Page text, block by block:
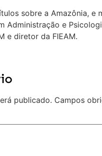
sobre a Amazônia, e
Administração e
e diretor da FIEAM.
publicado. Campos